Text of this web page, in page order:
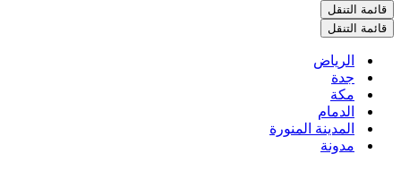
قائمة التنقل
قائمة التنقل
الرياض
جدة
مكة
الدمام
المدينة المنورة
مدونة